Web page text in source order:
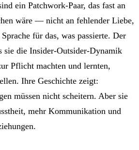
ein Patchwork-Paar, das fast an
wäre — nicht an fehlender Liebe,
für das, was passierte. Der
sie die Insider-Outsider-Dynamik
Pflicht machten und lernten,
Ihre Geschichte zeigt:
müssen nicht scheitern. Aber sie
mehr Kommunikation und